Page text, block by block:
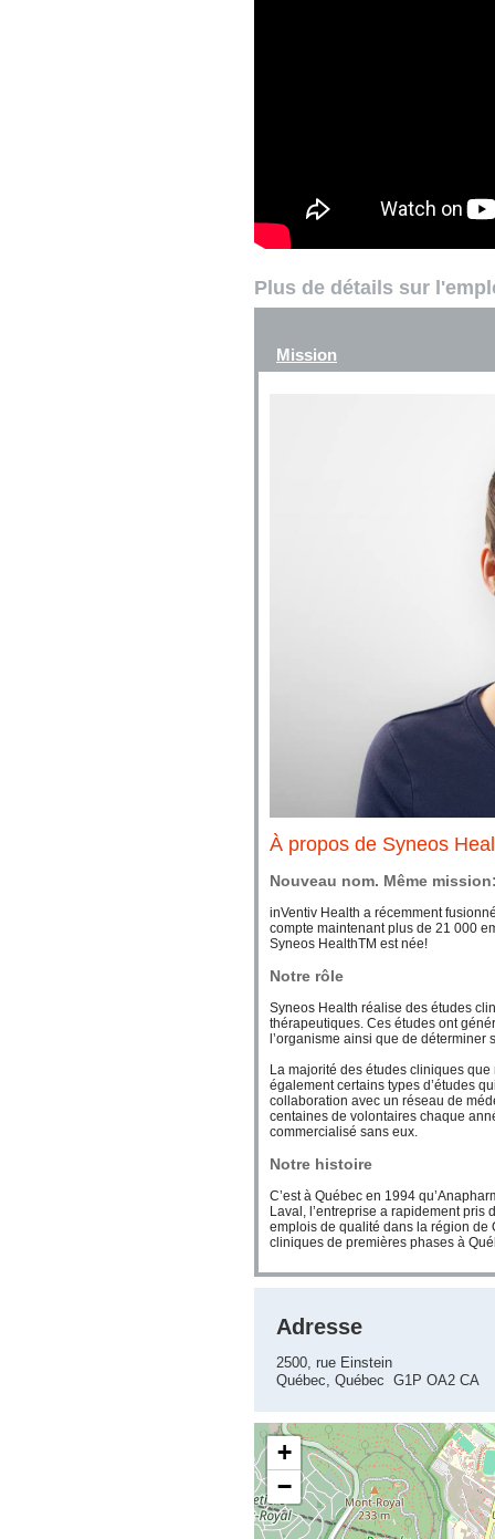
Plus de détails sur
Mission
À propos de Syneos
Nouveau nom. Même
inVentiv Health a récemment
compte maintenant plus de 21 000
Syneos HealthTM est née!
Notre rôle
Syneos Health réalise des études
thérapeutiques. Ces études ont
l’organisme ainsi que de déterminer
La majorité des études cliniques
également certains types d’études
collaboration avec un réseau de
centaines de volontaires chaque
commercialisé sans eux.
Notre histoire
C’est à Québec en 1994
Laval, l’entreprise a rapidement pris
emplois de qualité dans la région de
cliniques de premières phases à
Adresse
2500, rue Einstein
Québec, Québec G1P OA2 CA
+
−